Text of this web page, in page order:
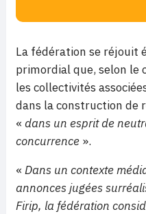
La fédération se réjouit
primordial que, selon le
les collectivités
dans la construction de
« dans un esprit de
concurrence ».
« Dans un contexte
annonces jugées
Firip, la fédération